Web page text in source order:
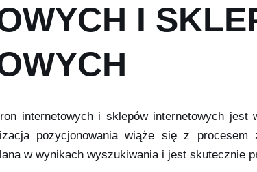
I
internetowych i sklepów internetowych
pozycjonowania wiąże się z
w wynikach wyszukiwania i jest skutecznie